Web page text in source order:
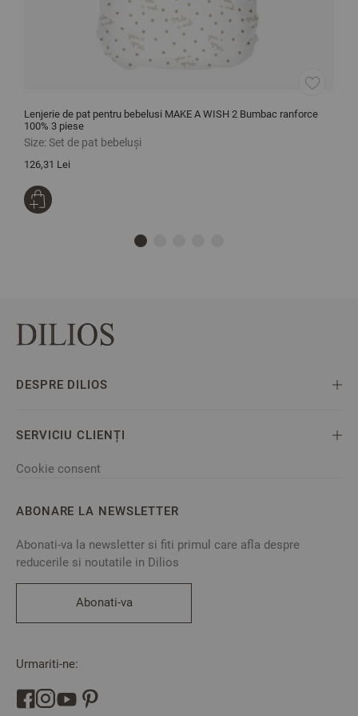
Lenjerie de pat pentru bebelusi MAKE A WISH 2 Bumbac ranforce
100% 3 piese
Size:Set de pat bebeluși
126,31 Lei
DESPRE DILIOS
SERVICIU CLIENȚI
Cookie consent
ABONARE LA NEWSLETTER
Abonati-va la newsletter si fiti primul care afla despre
reducerile si noutatile in Dilios
Abonati-va
Urmariti-ne: